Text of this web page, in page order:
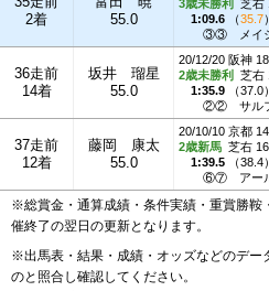
2着
55.0
3歳未勝利
芝右
1:09.6 （35.7）
③③
メイ
36走前
14着
坂井 瑠星
55.0
20/12/20 阪神
2歳未勝利
芝右
1:35.9 （37.0）
②②
サル
37走前
12着
藤岡 康太
55.0
20/10/10 京都
2歳新馬 芝右
1:39.5 （38.4）
⑥⑦
アー
※総賞金・通算成績・条件実績・重賞勝鞍
催終了の翌日の更新となります。
※出馬表・結果・成績・オッズなどのデー
のと照合し確認してください。